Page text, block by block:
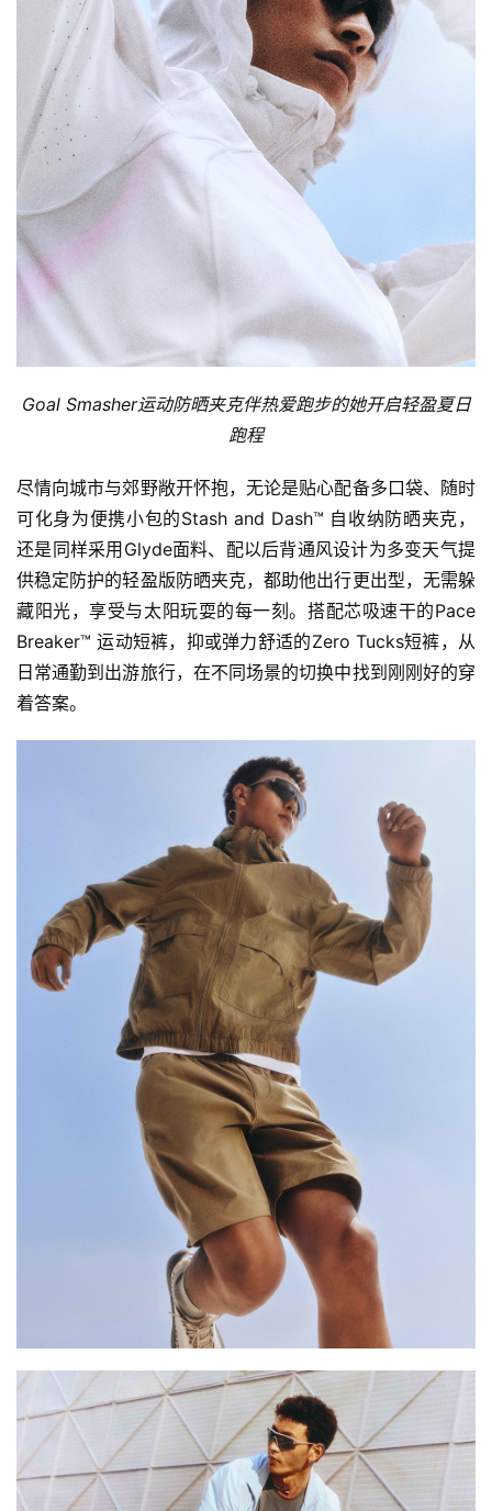
练
视
用
户
精
选
动
Goal Smasher运动防晒夹克伴热爱跑步的她开启轻盈夏日
跑程
尽情向城市与郊野敞开怀抱，无论是贴心配备多口袋、随时
可化身为便携小包的Stash and Dash™ 自收纳防晒夹克，
还是同样采用Glyde面料、配以后背通风设计为多变天气提
供稳定防护的轻盈版防晒夹克，都助他出行更出型，无需躲
藏阳光，享受与太阳玩耍的每一刻。搭配芯吸速干的Pace
Breaker™ 运动短裤，抑或弹力舒适的Zero Tucks短裤，从
日常通勤到出游旅行，在不同场景的切换中找到刚刚好的穿
着答案。